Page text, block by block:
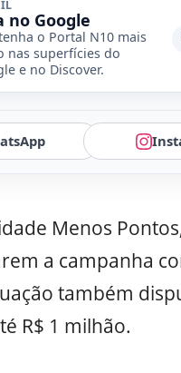
no Google
o Portal N10 mais
nas superfícies do
e no Discover.
Menos
a campanha
também
R$ 1 milhão.